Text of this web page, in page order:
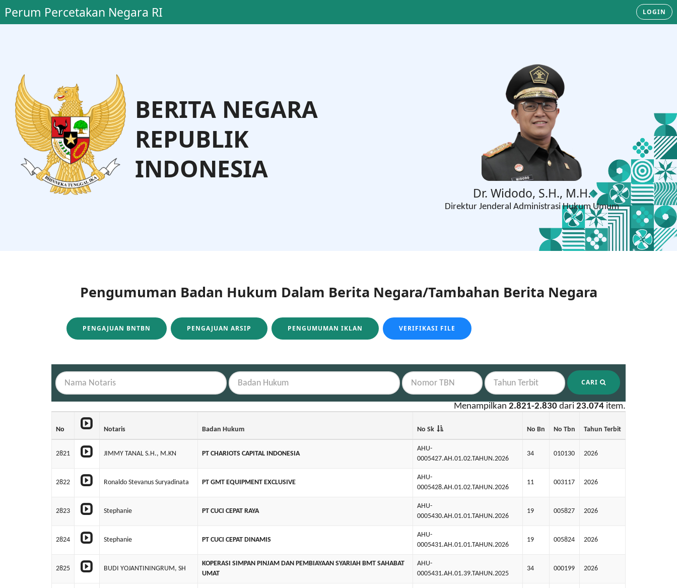
Perum Percetakan Negara RI LOGIN
BERITA NEGARA
REPUBLIK
INDONESIA
Gunarto
Dr. Supratman Andi Agtas, S.H., M.H.
Dr. Widodo, S.H., M.H.
Direktur Jenderal Administrasi Hukum Umum
Pengumuman Badan Hukum Dalam Berita Negara/Tambahan Berita Negara
PENGAJUAN BNTBN PENGAJUAN ARSIP PENGUMUMAN IKLAN VERIFIKASI FILE
CARI
Menampilkan 2.821-2.830 dari 23.074 item.
No Notaris Badan Hukum No Sk No Bn No Tbn Tahun Terbit
2821 JIMMY TANAL S.H., M.KN PT CHARIOTS CAPITAL INDONESIA
AHU-
0005427.AH.01.02.TAHUN.2026
34 010130 2026
2822 Ronaldo Stevanus Suryadinata PT GMT EQUIPMENT EXCLUSIVE
AHU-
0005428.AH.01.02.TAHUN.2026
11 003117 2026
2823 Stephanie PT CUCI CEPAT RAYA
AHU-
0005430.AH.01.01.TAHUN.2026
19 005827 2026
2824 Stephanie PT CUCI CEPAT DINAMIS
AHU-
0005431.AH.01.01.TAHUN.2026
19 005824 2026
2825 BUDI YOJANTININGRUM, SH
KOPERASI SIMPAN PINJAM DAN PEMBIAYAAN SYARIAH BMT SAHABAT
UMAT
AHU-
0005431.AH.01.39.TAHUN.2025
34 000199 2026